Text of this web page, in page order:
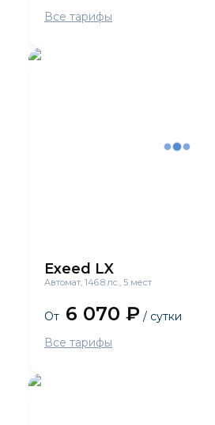
Все тарифы
Exeed LX
Автомат, 146.8 лс., 5 мест
От 6 070 ₽ / сутки
Все тарифы